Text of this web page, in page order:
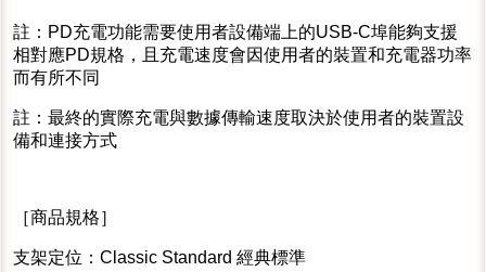
註：PD充電功能需要使用者設備端上的USB-C埠能夠支援
相對應PD規格，且充電速度會因使用者的裝置和充電器功率
而有所不同
註：最終的實際充電與數據傳輸速度取決於使用者的裝置設
備和連接方式
［商品規格］
支架定位：Classic Standard 經典標準